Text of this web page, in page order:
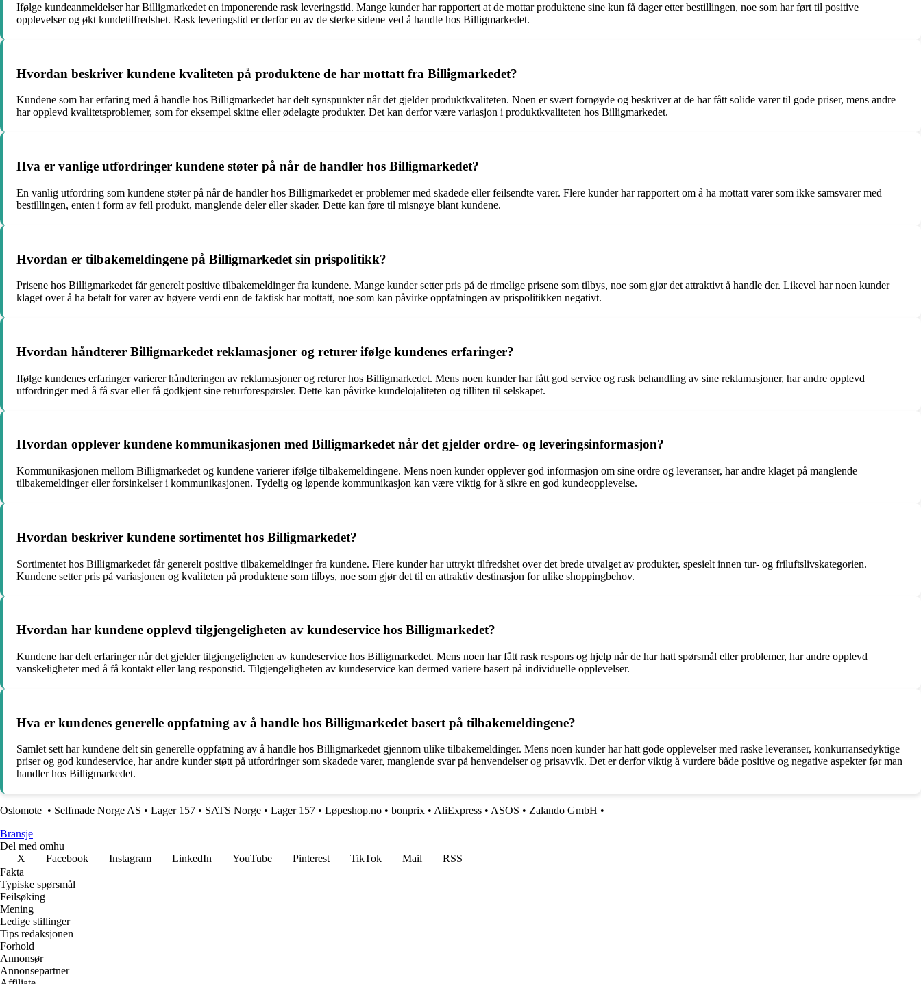
Ifølge kundeanmeldelser har Billigmarkedet en imponerende rask leveringstid. Mange kunder har rapportert at de mottar produktene sine kun få dager etter bestillingen, noe som har ført til positive
opplevelser og økt kundetilfredshet. Rask leveringstid er derfor en av de sterke sidene ved å handle hos Billigmarkedet.
Hvordan beskriver kundene kvaliteten på produktene de har mottatt fra Billigmarkedet?
Kundene som har erfaring med å handle hos Billigmarkedet har delt synspunkter når det gjelder produktkvaliteten. Noen er svært fornøyde og beskriver at de har fått solide varer til gode priser, mens andre
har opplevd kvalitetsproblemer, som for eksempel skitne eller ødelagte produkter. Det kan derfor være variasjon i produktkvaliteten hos Billigmarkedet.
Hva er vanlige utfordringer kundene støter på når de handler hos Billigmarkedet?
En vanlig utfordring som kundene støter på når de handler hos Billigmarkedet er problemer med skadede eller feilsendte varer. Flere kunder har rapportert om å ha mottatt varer som ikke samsvarer med
bestillingen, enten i form av feil produkt, manglende deler eller skader. Dette kan føre til misnøye blant kundene.
Hvordan er tilbakemeldingene på Billigmarkedet sin prispolitikk?
Prisene hos Billigmarkedet får generelt positive tilbakemeldinger fra kundene. Mange kunder setter pris på de rimelige prisene som tilbys, noe som gjør det attraktivt å handle der. Likevel har noen kunder
klaget over å ha betalt for varer av høyere verdi enn de faktisk har mottatt, noe som kan påvirke oppfatningen av prispolitikken negativt.
Hvordan håndterer Billigmarkedet reklamasjoner og returer ifølge kundenes erfaringer?
Ifølge kundenes erfaringer varierer håndteringen av reklamasjoner og returer hos Billigmarkedet. Mens noen kunder har fått god service og rask behandling av sine reklamasjoner, har andre opplevd
utfordringer med å få svar eller få godkjent sine returforespørsler. Dette kan påvirke kundelojaliteten og tilliten til selskapet.
Hvordan opplever kundene kommunikasjonen med Billigmarkedet når det gjelder ordre- og leveringsinformasjon?
Kommunikasjonen mellom Billigmarkedet og kundene varierer ifølge tilbakemeldingene. Mens noen kunder opplever god informasjon om sine ordre og leveranser, har andre klaget på manglende
tilbakemeldinger eller forsinkelser i kommunikasjonen. Tydelig og løpende kommunikasjon kan være viktig for å sikre en god kundeopplevelse.
Hvordan beskriver kundene sortimentet hos Billigmarkedet?
Sortimentet hos Billigmarkedet får generelt positive tilbakemeldinger fra kundene. Flere kunder har uttrykt tilfredshet over det brede utvalget av produkter, spesielt innen tur- og friluftslivskategorien.
Kundene setter pris på variasjonen og kvaliteten på produktene som tilbys, noe som gjør det til en attraktiv destinasjon for ulike shoppingbehov.
Hvordan har kundene opplevd tilgjengeligheten av kundeservice hos Billigmarkedet?
Kundene har delt erfaringer når det gjelder tilgjengeligheten av kundeservice hos Billigmarkedet. Mens noen har fått rask respons og hjelp når de har hatt spørsmål eller problemer, har andre opplevd
vanskeligheter med å få kontakt eller lang responstid. Tilgjengeligheten av kundeservice kan dermed variere basert på individuelle opplevelser.
Hva er kundenes generelle oppfatning av å handle hos Billigmarkedet basert på tilbakemeldingene?
Samlet sett har kundene delt sin generelle oppfatning av å handle hos Billigmarkedet gjennom ulike tilbakemeldinger. Mens noen kunder har hatt gode opplevelser med raske leveranser, konkurransedyktige
priser og god kundeservice, har andre kunder støtt på utfordringer som skadede varer, manglende svar på henvendelser og prisavvik. Det er derfor viktig å vurdere både positive og negative aspekter før man
handler hos Billigmarkedet.
Oslomote • Selfmade Norge AS • Lager 157 • SATS Norge • Lager 157 • Løpeshop.no • bonprix • AliExpress • ASOS • Zalando GmbH •
Bransje
Del med omhu
X
Facebook Instagram LinkedIn YouTube Pinterest TikTok Mail
RSS
Fakta
Typiske spørsmål
Feilsøking
Mening
Ledige stillinger
Tips redaksjonen
Forhold
Annonsør
Annonsepartner